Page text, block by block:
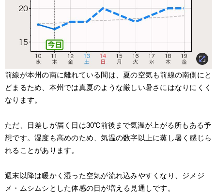
前線が本州の南に離れている間は、夏の空気も前線の南側にと
どまるため、本州では真夏のような厳しい暑さにはなりにくく
なります。
ただ、日差しが届く日は30℃前後まで気温が上がる所もある予
想です。湿度も高めのため、気温の数字以上に蒸し暑く感じら
れることがあります。
週末以降は暖かく湿った空気が流れ込みやすくなり、ジメジ
メ・ムシムシとした体感の日が増える見通しです。